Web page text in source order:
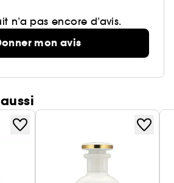
n’a pas encore d’avis.
mon avis